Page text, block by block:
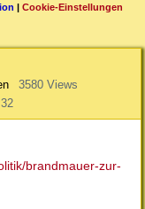
| Cookie-Einstellungen
3580 Views
brandmauer-zur-